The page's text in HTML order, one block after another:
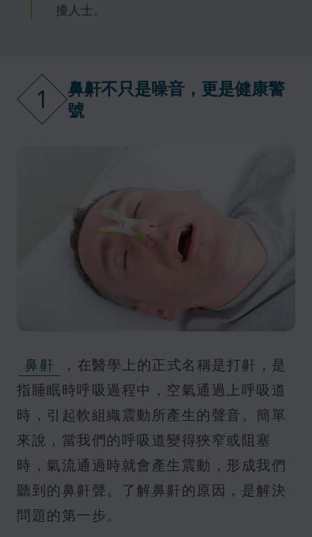
擾人士。
1
鼻鼾不只是噪音，更是健康警
號
鼻鼾
，在醫學上的正式名稱是打鼾，是
指睡眠時呼吸過程中，空氣通過上呼吸道
時，引起軟組織震動所產生的聲音。簡單
來說，當我們的呼吸道變得狹窄或阻塞
時，氣流通過時就會產生震動，形成我們
聽到的鼻鼾聲。了解鼻鼾的原因，是解決
問題的第一步。